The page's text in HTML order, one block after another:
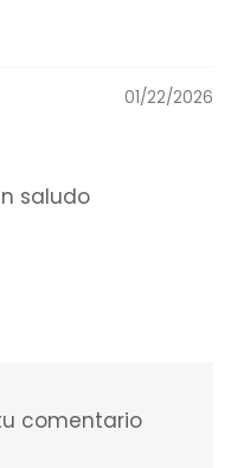
01/22/2026
saludo
comentario